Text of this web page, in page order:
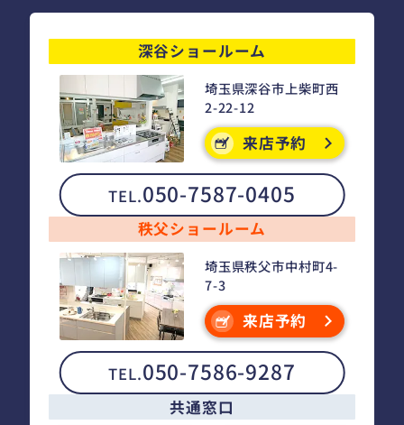
深谷ショールーム
埼玉県深谷市上柴町西
2-22-12
来店予約
TEL.050-7587-0405
秩父ショールーム
埼玉県秩父市中村町4-
7-3
来店予約
TEL.050-7586-9287
共通窓口